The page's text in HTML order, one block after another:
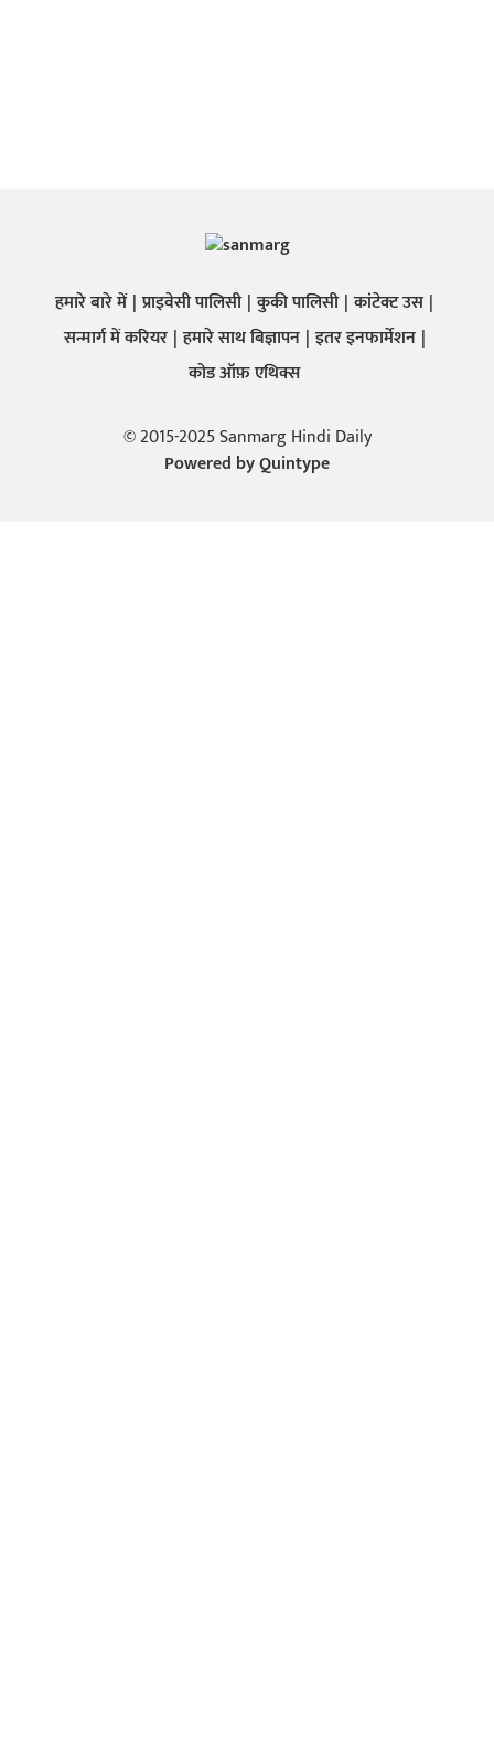
हमारे बारे में प्राइवेसी पालिसी कुकी पालिसी कांटेक्ट उस
सन्मार्ग में करियर हमारे साथ बिज्ञापन इतर इनफार्मेशन
कोड ऑफ़ एथिक्स
© 2015-2025 Sanmarg Hindi Daily
Powered byQuintype